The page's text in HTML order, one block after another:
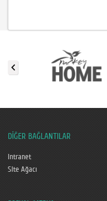
DİĞER BAĞLANTILAR
Intranet
Site Ağacı